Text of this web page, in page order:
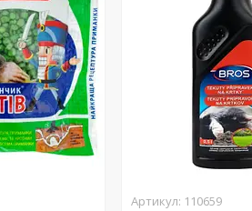
110659